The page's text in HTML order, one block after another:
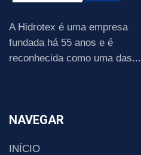
A Hidrotex é uma empresa
fundada há 55 anos e é
reconhecida como uma das...
NAVEGAR
INÍCIO